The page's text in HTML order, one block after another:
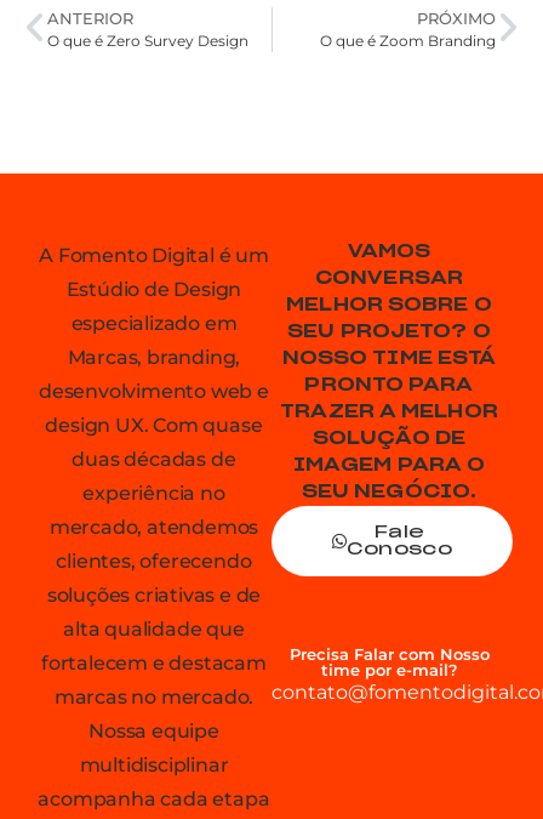
ANTERIOR
O que é Zero Survey Design
PRÓXIMO
O que é Zoom Branding
A Fomento Digital é um
Estúdio de Design
especializado em
Marcas, branding,
desenvolvimento web e
design UX. Com quase
duas décadas de
experiência no
mercado, atendemos
clientes, oferecendo
soluções criativas e de
alta qualidade que
fortalecem e destacam
marcas no mercado.
Nossa equipe
multidisciplinar
acompanha cada etapa
VAMOS
CONVERSAR
MELHOR SOBRE O
SEU PROJETO? O
NOSSO TIME ESTÁ
PRONTO PARA
TRAZER A MELHOR
SOLUÇÃO DE
IMAGEM PARA O
SEU NEGÓCIO.
Fale
Conosco
Precisa Falar com Nosso
time por e-mail?